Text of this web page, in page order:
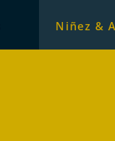
Niñez &